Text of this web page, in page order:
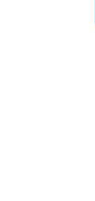
baixos de